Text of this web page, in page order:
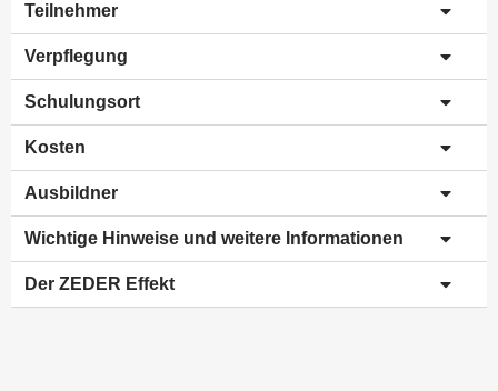
Teilnehmer
Verpflegung
Schulungsort
Kosten
Ausbildner
Wichtige Hinweise und weitere Informationen
Der ZEDER Effekt